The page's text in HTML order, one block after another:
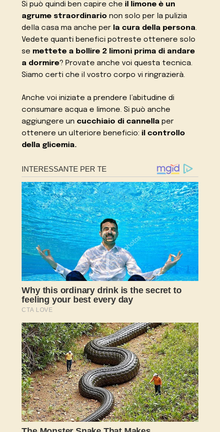
Si può quindi ben capire che il limone è un
agrume straordinario non solo per la pulizia
della casa ma anche per la cura della persona.
Vedete quanti benefici potreste ottenere solo
se mettete a bollire 2 limoni prima di andare
a dormire? Provate anche voi questa tecnica.
Siamo certi che il vostro corpo vi ringrazierà.
Anche voi iniziate a prendere l’abitudine di
consumare acqua e limone. Si può anche
aggiungere un cucchiaio di cannella per
ottenere un ulteriore beneficio: il controllo
della glicemia.